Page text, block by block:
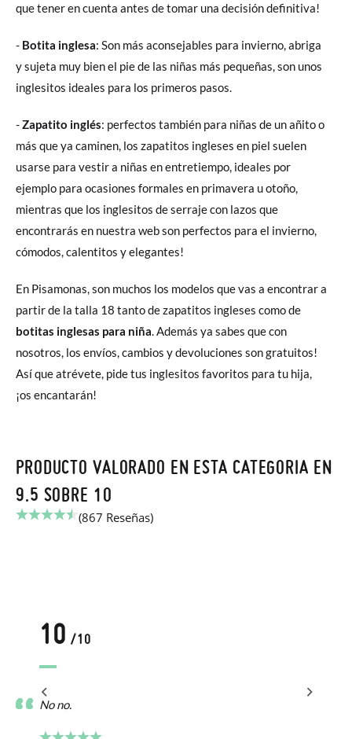
que tener en cuenta antes de tomar una decisión definitiva!
- Botita inglesa: Son más aconsejables para invierno, abriga
y sujeta muy bien el pie de las niñas más pequeñas, son unos
inglesitos ideales para los primeros pasos.
-Zapatito inglés: perfectos también para niñas de un añito o
más que ya caminen, los zapatitos ingleses en piel suelen
usarse para vestir a niñas en entretiempo, ideales por
ejemplo para ocasiones formales en primavera u otoño,
mientras que los inglesitos de serraje con lazos que
encontrarás en nuestra web son perfectos para el invierno,
cómodos, calentitos y elegantes!
En Pisamonas, son muchos los modelos que vas a encontrar a
partir de la talla 18 tanto de zapatitos ingleses como de
botitas inglesas para niña. Además ya sabes que con
nosotros, los envíos, cambios y devoluciones son gratuitos!
Así que atrévete, pide tus inglesitos favoritos para tu hija,
¡os encantarán!
PRODUCTO VALORADO EN ESTA CATEGORIA EN
9.5 SOBRE 10
(867 Reseñas)
10 /10
No no.